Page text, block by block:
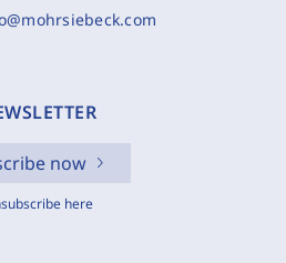
now
here